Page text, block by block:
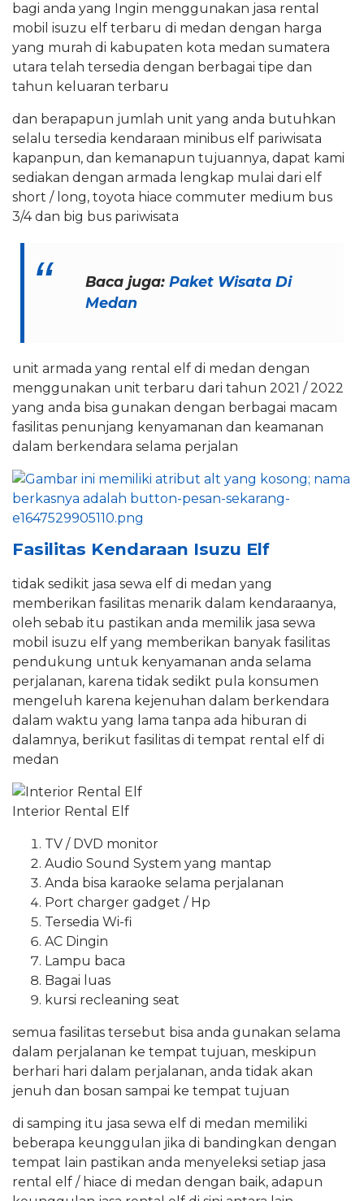
bagi anda yang Ingin menggunakan jasa rental
mobil isuzu elf terbaru di medan dengan harga
yang murah di kabupaten kota medan sumatera
utara telah tersedia dengan berbagai tipe dan
tahun keluaran terbaru
dan berapapun jumlah unit yang anda butuhkan
selalu tersedia kendaraan minibus elf pariwisata
kapanpun, dan kemanapun tujuannya, dapat kami
sediakan dengan armada lengkap mulai dari elf
short / long, toyota hiace commuter medium bus
3/4 dan big bus pariwisata
Baca juga:Paket Wisata Di
Medan
unit armada yang rental elf di medan dengan
menggunakan unit terbaru dari tahun 2021 / 2022
yang anda bisa gunakan dengan berbagai macam
fasilitas penunjang kenyamanan dan keamanan
dalam berkendara selama perjalan
Fasilitas Kendaraan Isuzu Elf
tidak sedikit jasa sewa elf di medan yang
memberikan fasilitas menarik dalam kendaraanya,
oleh sebab itu pastikan anda memilik jasa sewa
mobil isuzu elf yang memberikan banyak fasilitas
pendukung untuk kenyamanan anda selama
perjalanan, karena tidak sedikt pula konsumen
mengeluh karena kejenuhan dalam berkendara
dalam waktu yang lama tanpa ada hiburan di
dalamnya, berikut fasilitas di tempat rental elf di
medan
Interior Rental Elf
TV / DVD monitor
Audio Sound System yang mantap
Anda bisa karaoke selama perjalanan
Port charger gadget / Hp
Tersedia Wi-fi
AC Dingin
Lampu baca
Bagai luas
kursi recleaning seat
semua fasilitas tersebut bisa anda gunakan selama
dalam perjalanan ke tempat tujuan, meskipun
berhari hari dalam perjalanan, anda tidak akan
jenuh dan bosan sampai ke tempat tujuan
di samping itu jasa sewa elf di medan memiliki
beberapa keunggulan jika di bandingkan dengan
tempat lain pastikan anda menyeleksi setiap jasa
rental elf / hiace di medan dengan baik, adapun